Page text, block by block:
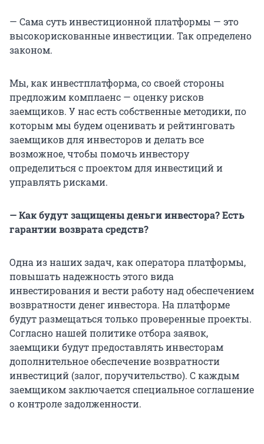
— Сама суть инвестиционной платформы — это
высокорискованные инвестиции. Так определено
законом.
Мы, как инвестплатформа, со своей стороны
предложим комплаенс — оценку рисков
заемщиков. У нас есть собственные методики, по
которым мы будем оценивать и рейтинговать
заемщиков для инвесторов и делать все
возможное, чтобы помочь инвестору
определиться с проектом для инвестиций и
управлять рисками.
— Как будут защищены деньги инвестора? Есть
гарантии возврата средств?
Одна из наших задач, как оператора платформы,
повышать надежность этого вида
инвестирования и вести работу над обеспечением
возвратности денег инвестора. На платформе
будут размещаться только проверенные проекты.
Согласно нашей политике отбора заявок,
заемщики будут предоставлять инвесторам
дополнительное обеспечение возвратности
инвестиций (залог, поручительство). С каждым
заемщиком заключается специальное соглашение
о контроле задолженности.